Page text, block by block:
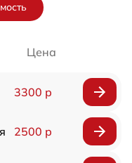
Цена
3300 р
2500 р